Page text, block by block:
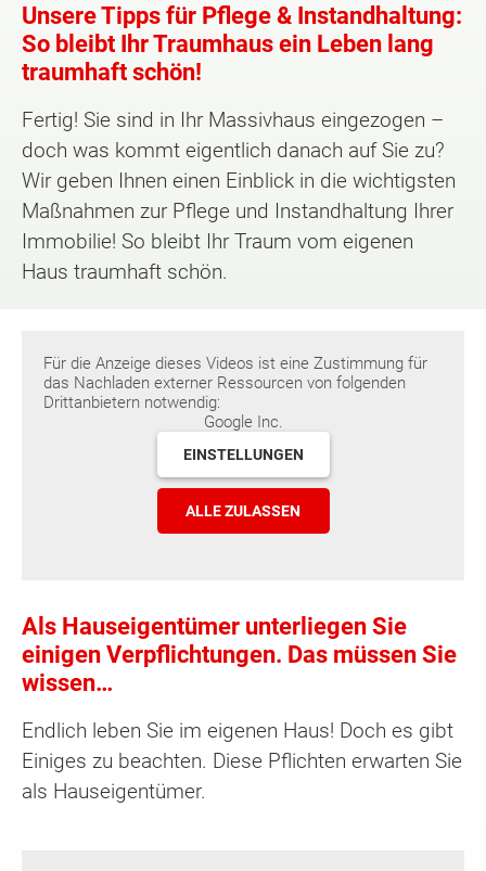
Unsere Tipps für Pflege & Instandhaltung:
So bleibt Ihr Traumhaus ein Leben lang
traumhaft schön!
Fertig! Sie sind in Ihr Massivhaus eingezogen –
doch was kommt eigentlich danach auf Sie zu?
Wir geben Ihnen einen Einblick in die wichtigsten
Maßnahmen zur Pflege und Instandhaltung Ihrer
Immobilie! So bleibt Ihr Traum vom eigenen
Haus traumhaft schön.
Für die Anzeige dieses Videos ist eine Zustimmung für
das Nachladen externer Ressourcen von folgenden
Drittanbietern notwendig:
Google Inc.
EINSTELLUNGEN
ALLE ZULASSEN
Als Hauseigentümer unterliegen Sie
einigen Verpflichtungen. Das müssen Sie
wissen…
Endlich leben Sie im eigenen Haus! Doch es gibt
Einiges zu beachten. Diese Pflichten erwarten Sie
als Hauseigentümer.